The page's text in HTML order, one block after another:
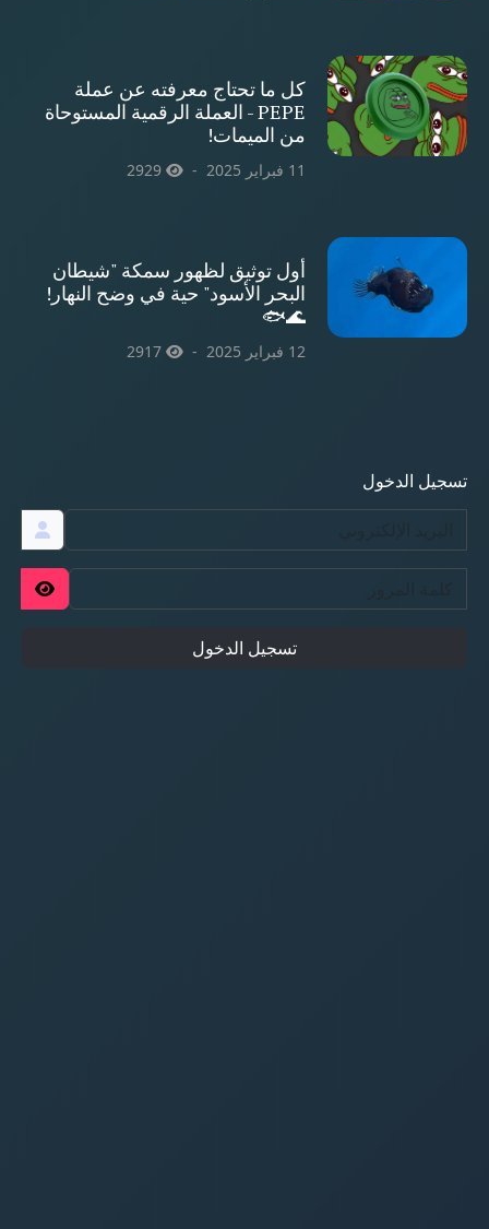
كل ما تحتاج معرفته عن عملة
PEPE - العملة الرقمية المستوحاة
من الميمات!
11 فبراير 2025
أول توثيق لظهور سمكة "شيطان
البحر الأسود" حية في وضح النهار!
🌊🐟
12 فبراير 2025
تسجيل الدخول
تسجيل الدخول